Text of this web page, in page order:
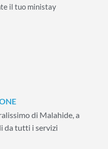
il tuo ministay
di Malahide, a
da tutti i servizi